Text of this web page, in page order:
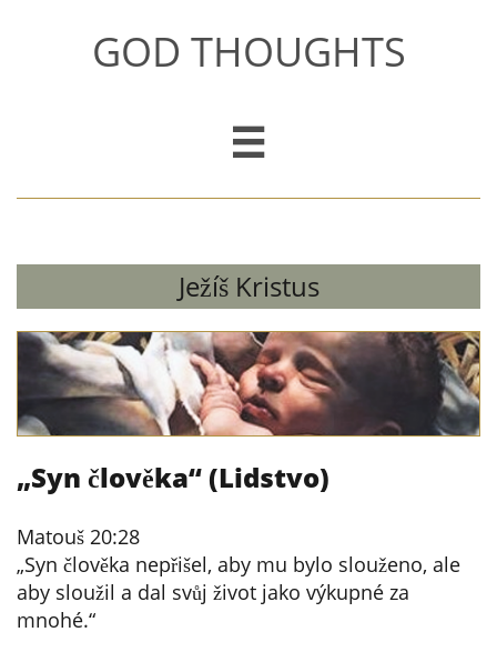
GOD THOUGHTS

Ježíš Kristus
„Syn člověka“ (Lidstvo)
Matouš 20:28
„Syn člověka nepřišel, aby mu bylo slouženo, ale
aby sloužil a dal svůj život jako výkupné za
mnohé.“